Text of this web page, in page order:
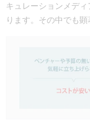
キュレーションメデ
ります。その中でも顕